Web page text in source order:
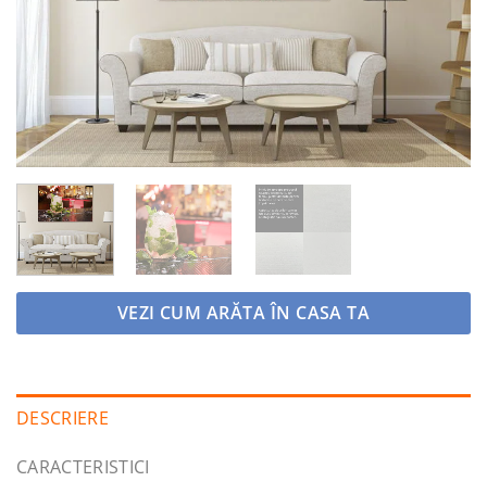
VEZI CUM ARĂTA ÎN CASA TA
DESCRIERE
CARACTERISTICI